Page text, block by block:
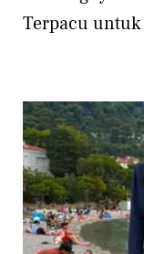
Terpacu untuk